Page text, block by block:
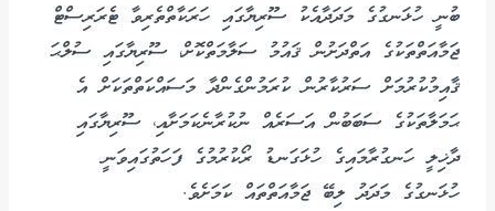
ބުނީ ހުޅަނގުގެ މަދަދާއެކު ސޫރިޔާގައި ހަރަކާތްތެރިވާ ޓެރަރިސްޓް
ޖަމާއަތްތަކުގެ އަތްދަށުން ޤައުމު ސަލާމަތްކޮށް، ސޫރިޔާގައި ސުލްޙަ
ޤާއިމުކުރުމަށް ސަރުކާރުން ކުރަމުންގެންދާ މަސައްކަތްތަކަށް އެ
ޙަމަލާތަކުގެ ސަބަބުން އަސަރެއް ނުކުރާނެކަމަށާއި، ސޫރިޔާގައި
ދާޚިލީ ހަނގުރާމައިގެ ހުޅަގަނޑު ރޯކުރުމުގެ ފަހަތުގައިވަނީ
ހުޅަނގުގެ މަދަދު ލިބޭ ޖަމާއަތްތައް ކަމަށެވެ.